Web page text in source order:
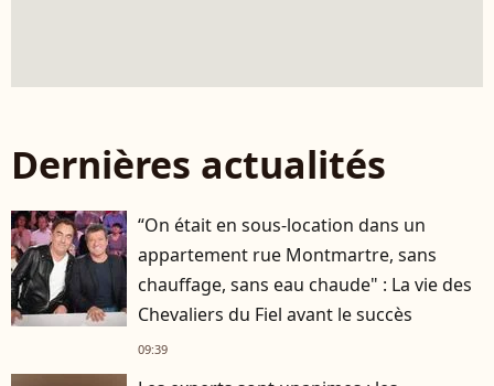
Dernières actualités
“On était en sous-location dans un
appartement rue Montmartre, sans
chauffage, sans eau chaude" : La vie des
Chevaliers du Fiel avant le succès
09:39